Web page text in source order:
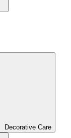
Decorative Care